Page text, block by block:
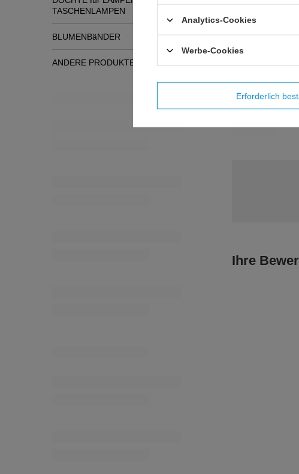
TASCHENLAMPEN
BLUMENBäNDER
ANDERE PRODUKTE
Ähnliche
Analytics-Cookies
Werbe-Cookies
Erforderlich